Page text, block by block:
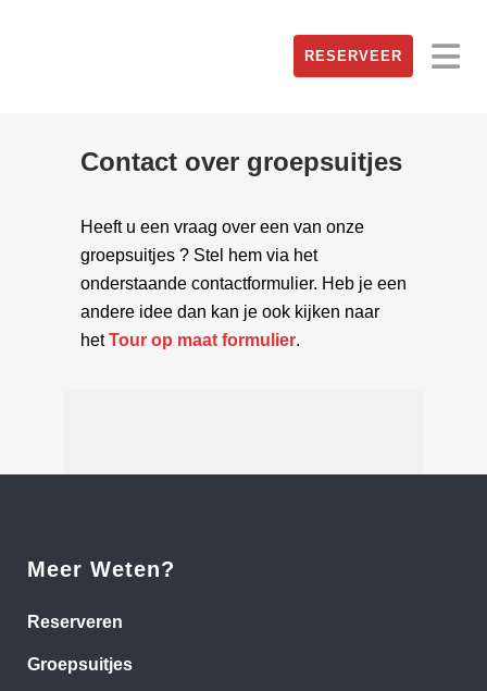
RESERVEER
Contact over groepsuitjes
Heeft u een vraag over een van onze
groepsuitjes ? Stel hem via het
onderstaande contactformulier. Heb je een
andere idee dan kan je ook kijken naar
hetTour op maat formulier.
Meer Weten?
Reserveren
Groepsuitjes